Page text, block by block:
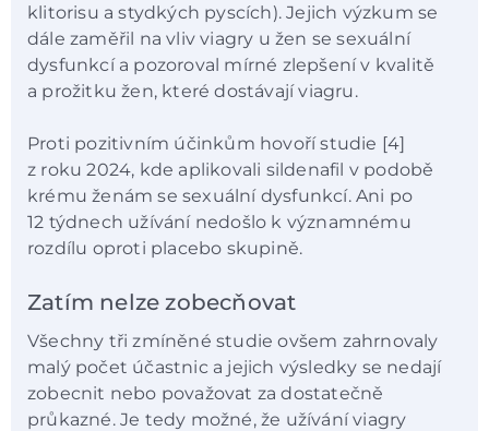
klitorisu a stydkých pyscích). Jejich výzkum se
dále zaměřil na vliv viagry u žen se sexuální
dysfunkcí a pozoroval mírné zlepšení v kvalitě
a prožitku žen, které dostávají viagru.
Proti pozitivním účinkům hovoří studie [4]
z roku 2024, kde aplikovali sildenafil v podobě
krému ženám se sexuální dysfunkcí. Ani po
12 týdnech užívání nedošlo k významnému
rozdílu oproti placebo skupině.
Zatím nelze zobecňovat
Všechny tři zmíněné studie ovšem zahrnovaly
malý počet účastnic a jejich výsledky se nedají
zobecnit nebo považovat za dostatečně
průkazné. Je tedy možné, že užívání viagry